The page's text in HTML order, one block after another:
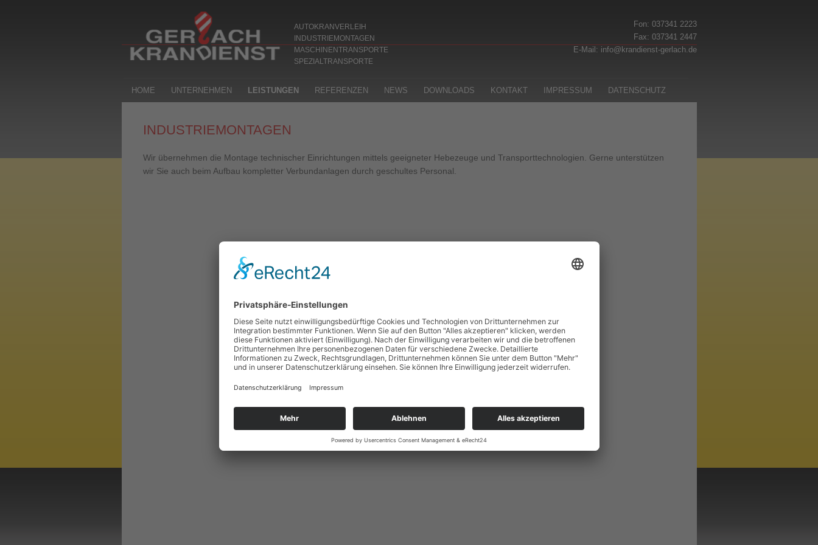
AUTOKRANVERLEIH
INDUSTRIEMONTAGEN
MASCHINENTRANSPORTE
SPEZIALTRANSPORTE
Fon: 037341 2223
Fax: 037341 2447
E-Mail: info@krandienst-gerlach.de
Zum
Zum
wechseln
HOME UNTERNEHMEN LEISTUNGEN REFERENZEN NEWS DOWNLOADS KONTAKT IMPRESSUM DATENSCHUTZ­
INDUSTRIEMONTAGEN
Wir übernehmen die Montage technischer Einrichtungen mittels geeigneter Hebezeuge und Transporttechnologien. Gerne unterstützen
wir Sie auch beim Aufbau kompletter Verbundanlagen durch geschultes Personal.